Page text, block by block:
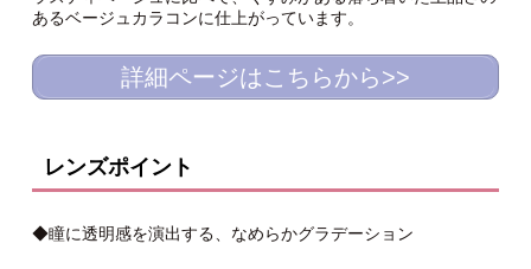
あるベージュカラコンに仕上がっています。
詳細ページはこちらから>>
レンズポイント
◆瞳に透明感を演出する、なめらかグラデーション